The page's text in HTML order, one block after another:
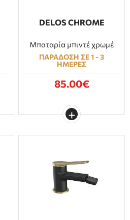
DELOS CHROME
Μπαταρία μπιντέ χρωμέ
ΠΑΡΑΔΟΣΗ ΣΕ 1 - 3
ΗΜΕΡΕΣ
85.00€